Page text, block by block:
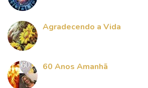
Agradecendo a Vida
60 Anos Amanhã